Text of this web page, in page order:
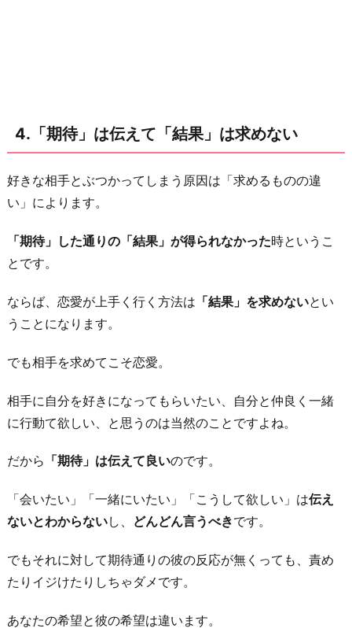
4.「期待」は伝えて「結果」は求めない
好きな相手とぶつかってしまう原因は「求めるものの違
い」によります。
「期待」した通りの「結果」が得られなかった時というこ
とです。
ならば、恋愛が上手く行く方法は 「結果」を求めないとい
うことになります。
でも相手を求めてこそ恋愛。
相手に自分を好きになってもらいたい、自分と仲良く一緒
に行動て欲しい、と思うのは当然のことですよね。
だから 「期待」は伝えて良いのです。
「会いたい」「一緒にいたい」「こうして欲しい」は伝え
ないとわからないし、 どんどん言うべきです。
でもそれに対して期待通りの彼の反応が無くっても、責め
たりイジけたりしちゃダメです。
あなたの希望と彼の希望は違います。